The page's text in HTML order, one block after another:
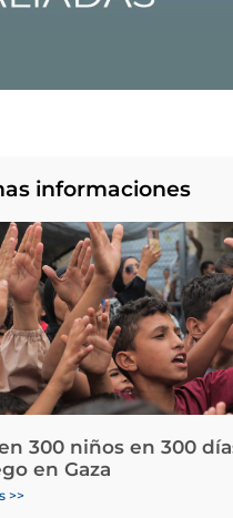
informaciones
300 niños en 300
en Gaza
>>